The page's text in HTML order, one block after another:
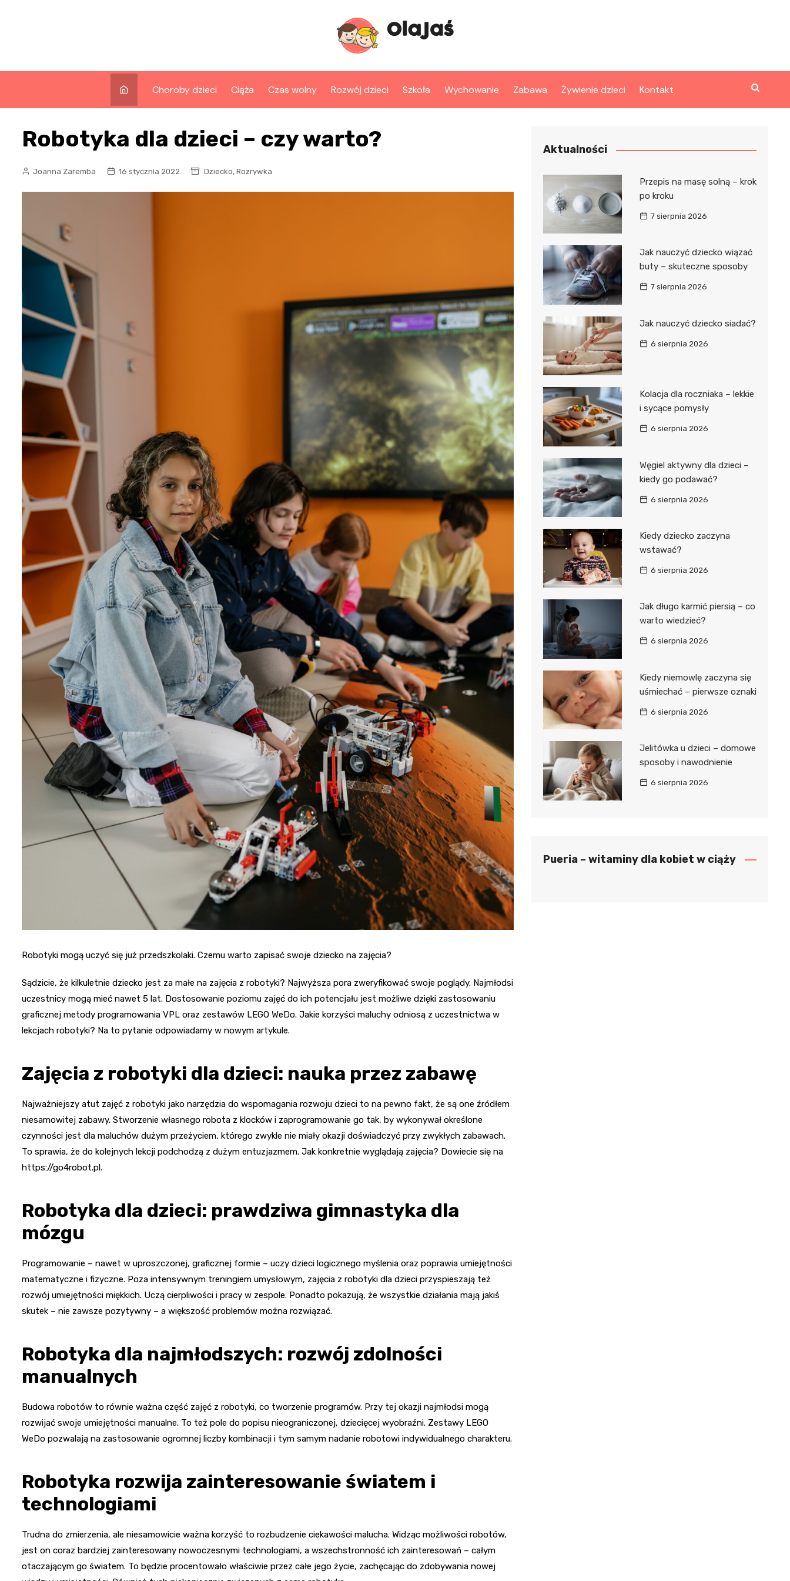
Choroby dzieci Ciąża Czas wolny Rozwój dzieci Szkoła Wychowanie Zabawa Żywienie dzieci Kontakt
Robotyka dla dzieci – czy warto?
Joanna Zaremba 16 stycznia 2022 Dziecko, Rozrywka
Robotyki mogą uczyć się już przedszkolaki. Czemu warto zapisać swoje dziecko na zajęcia?
Sądzicie, że kilkuletnie dziecko jest za małe na zajęcia z robotyki? Najwyższa pora zweryfikować swoje poglądy. Najmłodsi
uczestnicy mogą mieć nawet 5 lat. Dostosowanie poziomu zajęć do ich potencjału jest możliwe dzięki zastosowaniu
graficznej metody programowania VPL oraz zestawów LEGO WeDo. Jakie korzyści maluchy odniosą z uczestnictwa w
lekcjach robotyki? Na to pytanie odpowiadamy w nowym artykule.
Zajęcia z robotyki dla dzieci: nauka przez zabawę
Najważniejszy atut zajęć z robotyki jako narzędzia do wspomagania rozwoju dzieci to na pewno fakt, że są one źródłem
niesamowitej zabawy. Stworzenie własnego robota z klocków i zaprogramowanie go tak, by wykonywał określone
czynności jest dla maluchów dużym przeżyciem, którego zwykle nie miały okazji doświadczyć przy zwykłych zabawach.
To sprawia, że do kolejnych lekcji podchodzą z dużym entuzjazmem. Jak konkretnie wyglądają zajęcia? Dowiecie się na
https://go4robot.pl.
Robotyka dla dzieci: prawdziwa gimnastyka dla
mózgu
Programowanie – nawet w uproszczonej, graficznej formie – uczy dzieci logicznego myślenia oraz poprawia umiejętności
matematyczne i fizyczne. Poza intensywnym treningiem umysłowym, zajęcia z robotyki dla dzieci przyspieszają też
rozwój umiejętności miękkich. Uczą cierpliwości i pracy w zespole. Ponadto pokazują, że wszystkie działania mają jakiś
skutek – nie zawsze pozytywny – a większość problemów można rozwiązać.
Robotyka dla najmłodszych: rozwój zdolności
manualnych
Budowa robotów to równie ważna część zajęć z robotyki, co tworzenie programów. Przy tej okazji najmłodsi mogą
rozwijać swoje umiejętności manualne. To też pole do popisu nieograniczonej, dziecięcej wyobraźni. Zestawy LEGO
WeDo pozwalają na zastosowanie ogromnej liczby kombinacji i tym samym nadanie robotowi indywidualnego charakteru.
Robotyka rozwija zainteresowanie światem i
technologiami
Trudna do zmierzenia, ale niesamowicie ważna korzyść to rozbudzenie ciekawości malucha. Widząc możliwości robotów,
jest on coraz bardziej zainteresowany nowoczesnymi technologiami, a wszechstronność ich zainteresowań – całym
otaczającym go światem. To będzie procentowało właściwie przez całe jego życie, zachęcając do zdobywania nowej
Aktualności
Przepis na masę solną – krok
po kroku
7 sierpnia 2026
Jak nauczyć dziecko wiązać
buty – skuteczne sposoby
7 sierpnia 2026
Jak nauczyć dziecko siadać?
6 sierpnia 2026
Kolacja dla roczniaka – lekkie
i sycące pomysły
6 sierpnia 2026
Węgiel aktywny dla dzieci –
kiedy go podawać?
6 sierpnia 2026
Kiedy dziecko zaczyna
wstawać?
6 sierpnia 2026
Jak długo karmić piersią – co
warto wiedzieć?
6 sierpnia 2026
Kiedy niemowlę zaczyna się
uśmiechać – pierwsze oznaki
6 sierpnia 2026
Jelitówka u dzieci – domowe
sposoby i nawodnienie
6 sierpnia 2026
Pueria – witaminy dla kobiet w ciąży